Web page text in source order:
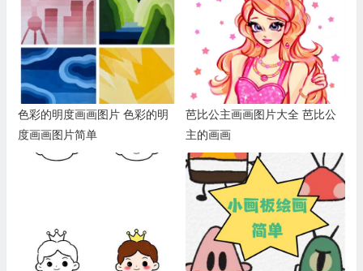
色彩的明度画画图片 色彩的明
度画画图片简单
芭比公主画画图片大全 芭比公
主的画画